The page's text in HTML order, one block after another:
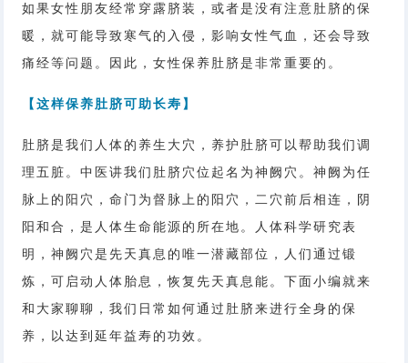
如果女性朋友经常穿露脐装，或者是没有注意肚脐的保
暖，就可能导致寒气的入侵，影响女性气血，还会导致
痛经等问题。因此，女性保养肚脐是非常重要的。
【这样保养肚脐可助长寿】
肚脐是我们人体的养生大穴，养护肚脐可以帮助我们调
理五脏。中医讲我们肚脐穴位起名为神阙穴。神阙为任
脉上的阳穴，命门为督脉上的阳穴，二穴前后相连，阴
阳和合，是人体生命能源的所在地。人体科学研究表
明，神阙穴是先天真息的唯一潜藏部位，人们通过锻
炼，可启动人体胎息，恢复先天真息能。下面小编就来
和大家聊聊，我们日常如何通过肚脐来进行全身的保
养，以达到延年益寿的功效。